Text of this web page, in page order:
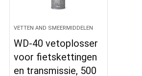
VETTEN AND SMEERMIDDELEN
WD-40 vetoplosser
voor fietskettingen
en transmissie, 500